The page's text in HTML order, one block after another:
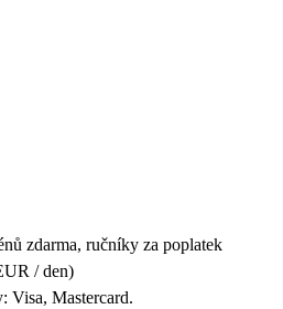
zdarma, ručníky za poplatek
/ den)
Visa, Mastercard.